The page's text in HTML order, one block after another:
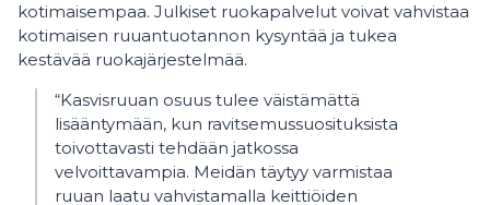
kotimaisempaa. Julkiset ruokapalvelut voivat vahvistaa
kotimaisen ruuantuotannon kysyntää ja tukea
kestävää ruokajärjestelmää.
“Kasvisruuan osuus tulee väistämättä
lisääntymään, kun ravitsemussuosituksista
toivottavasti tehdään jatkossa
velvoittavampia. Meidän täytyy varmistaa
ruuan laatu vahvistamalla keittiöiden